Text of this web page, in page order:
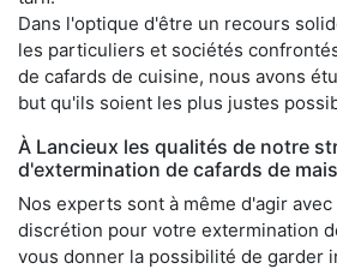
Dans l'optique d'être un recours
les particuliers et sociétés
de cafards de cuisine, nous avons
but qu'ils soient les plus justes
À Lancieux les qualités de notre
d'extermination de cafards de
Nos experts sont à même d'agir
discrétion pour votre extermination
vous donner la possibilité de garder